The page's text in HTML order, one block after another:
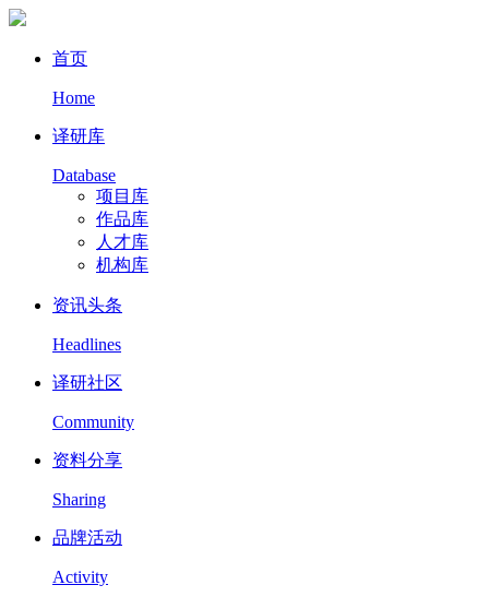
首页
Home
译研库
Database
项目库
作品库
人才库
机构库
资讯头条
Headlines
译研社区
Community
资料分享
Sharing
品牌活动
Activity